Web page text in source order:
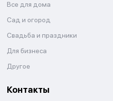
Все для дома
Сад и огород
Свадьба и праздники
Для бизнеса
Другое
Контакты